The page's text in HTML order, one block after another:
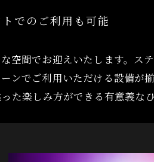
でのご利用も可能
間でお迎えいたします。ス
でご利用いただける設備が
た楽しみ方ができる有意義な